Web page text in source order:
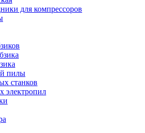
для компрессоров
пилы
станков
электропил